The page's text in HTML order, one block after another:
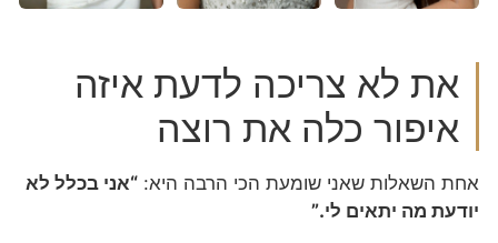
את לא צריכה לדעת איזה
איפור כלה את רוצה
אחת השאלות שאני שומעת הכי הרבה היא:“אני בכלל לא
יודעת מה יתאים לי.”